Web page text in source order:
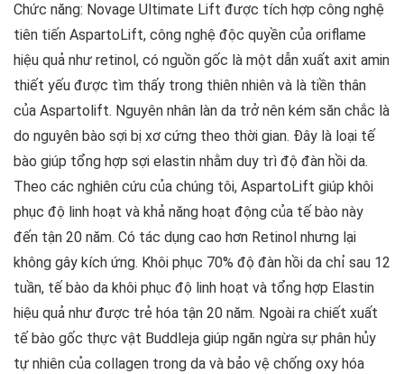
Chức năng: Novage Ultimate Lift được tích hợp công nghệ
tiên tiến AspartoLift, công nghệ độc quyền của oriflame
hiệu quả như retinol, có nguồn gốc là một dẫn xuất axit amin
thiết yếu được tìm thấy trong thiên nhiên và là tiền thân
của Aspartolift. Nguyên nhân làn da trở nên kém săn chắc là
do nguyên bào sợi bị xơ cứng theo thời gian. Đây là loại tế
bào giúp tổng hợp sợi elastin nhằm duy trì độ đàn hồi da.
Theo các nghiên cứu của chúng tôi, AspartoLift giúp khôi
phục độ linh hoạt và khả năng hoạt động của tế bào này
đến tận 20 năm. Có tác dụng cao hơn Retinol nhưng lại
không gây kích ứng. Khôi phục 70% độ đàn hồi da chỉ sau 12
tuần, tế bào da khôi phục độ linh hoạt và tổng hợp Elastin
hiệu quả như được trẻ hóa tận 20 năm. Ngoài ra chiết xuất
tế bào gốc thực vật Buddleja giúp ngăn ngừa sự phân hủy
tự nhiên của collagen trong da và bảo vệ chống oxy hóa